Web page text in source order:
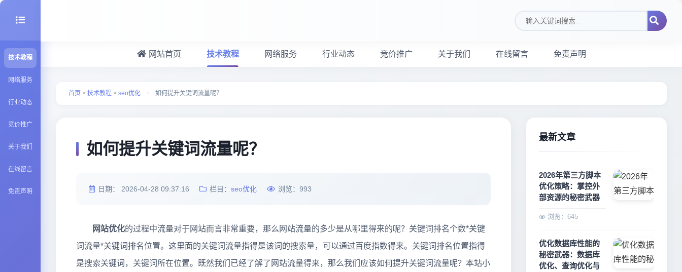
技术教程
seo优化
网络服务
行业动态
竞价推广
关于我们
在线留言
免责声明
搜索关键词
网站首页 技术教程 网络服务 行业动态 竞价推广 关于我们 在线留言 免责声明
首页 > 技术教程 > seo优化 > 如何提升关键词流量呢？
如何提升关键词流量呢？
日期： 2026-04-28 09:37:16 栏目： seo优化 浏览： 993
网站优化的过程中流量对于网站而言非常重要，那么网站流量的多少是从哪里得来的呢？关键词排名个数*关键
词流量*关键词排名位置。这里面的关键词流量指得是该词的搜索量，可以通过百度指数得来。关键词排名位置指得
是搜索关键词，关键词所在位置。既然我们已经了解了网站流量得来，那么我们应该如何提升关键词流量呢？本站小
最新文章
2026年第三方脚本
优化策略：掌控外
部资源的秘密武器
浏览：645
优化数据库性能的
秘密武器：数据库
优化、查询优化与